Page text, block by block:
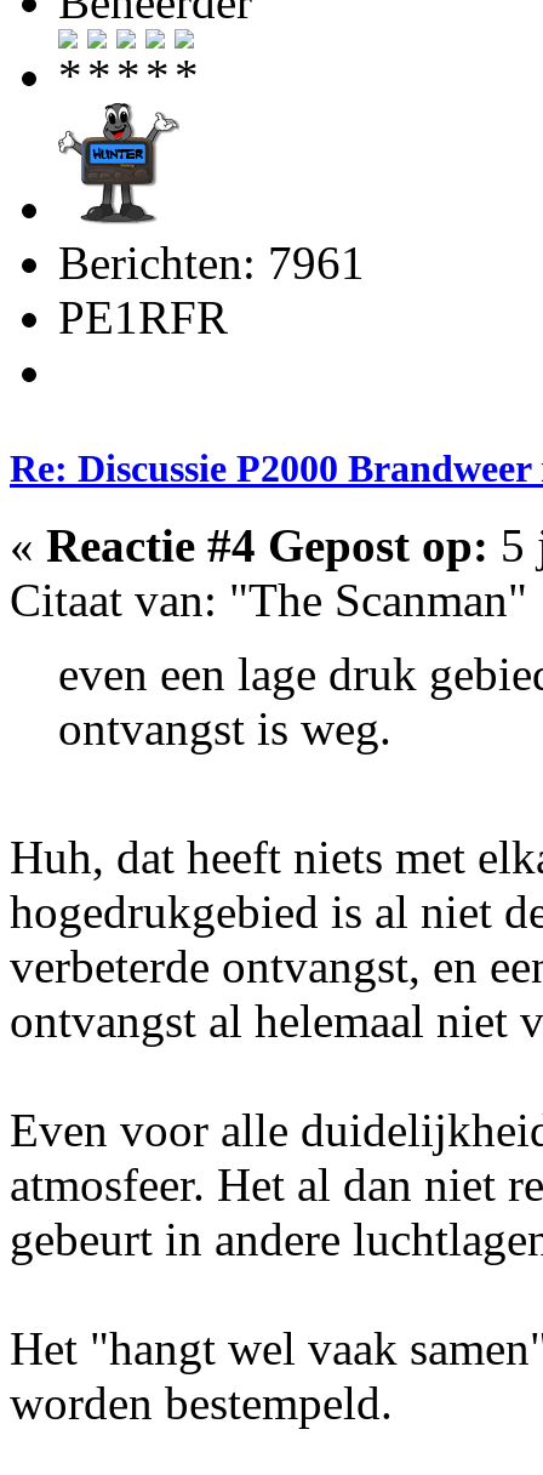
Berichten: 7961
PE1RFR
Re: Discussie P2000
« Reactie #4 Gepost op: 5
Citaat van: "The Scanman"
even een lage druk
ontvangst is weg.
Huh, dat heeft niets met
hogedrukgebied is al niet
verbeterde ontvangst, en
ontvangst al helemaal niet
Even voor alle
atmosfeer. Het al dan niet
gebeurt in andere
Het "hangt wel vaak
worden bestempeld.